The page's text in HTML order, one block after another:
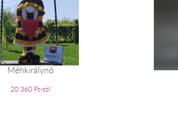
Méhkirálynő
20 360 Ft-tól